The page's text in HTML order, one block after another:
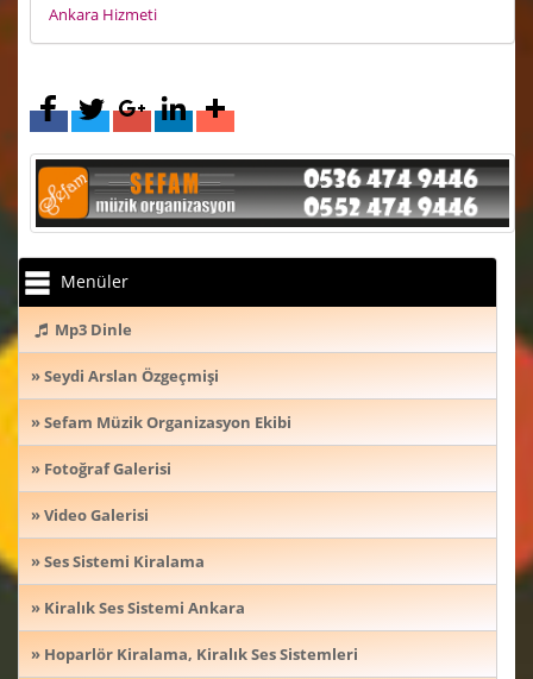
Ankara Hizmeti
Menüler
Mp3 Dinle
» Seydi Arslan Özgeçmişi
» Sefam Müzik Organizasyon Ekibi
» Fotoğraf Galerisi
» Video Galerisi
» Ses Sistemi Kiralama
» Kiralık Ses Sistemi Ankara
» Hoparlör Kiralama, Kiralık Ses Sistemleri